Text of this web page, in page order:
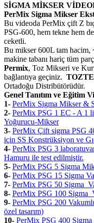
SİGMA MİKSER
PerMix Sigma Mikser
Bu videoda PerMix çift Z
PSG-600, hem tekne hem
ceketli.
Bu mikser 600L tam hacim,
makine tabanı hariç tüm
Permix, Toz Mikseri ve
bağlantıya geçiniz.
Ortadoğu Distribütörüdür.
Genel Tanıtım ve Eğitim
1- PerMix Sigma Mikser &
2- PerMix PSG 1 EC - A 1
Yoğurucu-Mikser
3- PerMix Çift sigma PSG
için SS Konstrüksiyon ve
4- PerMix PSG 3
Hamuru ile test edilmiştir.
5- PerMix PSG 5 Sigma
6- PerMix PSG 15 Sigma
7- PerMix PSG 50 Sigma
8- PerMix PSG 100 Sigma
9- PerMix PSG 200
özel tasarım)
10- PerMix PSG 400 Sigma